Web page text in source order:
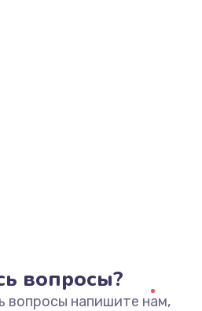
руб.
вопросы?
вопросы напишите нам,